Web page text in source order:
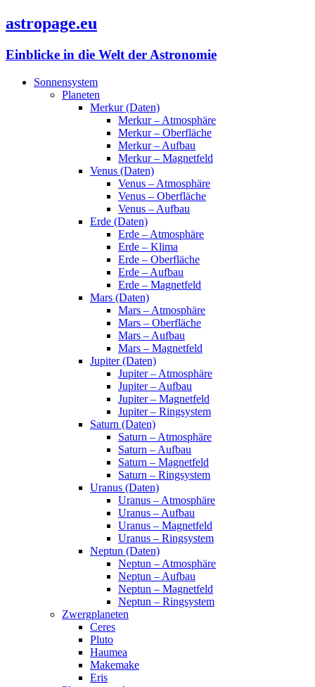
astropage.eu
Einblicke in die Welt der Astronomie
Sonnensystem
Planeten
Merkur (Daten)
Merkur – Atmosphäre
Merkur – Oberfläche
Merkur – Aufbau
Merkur – Magnetfeld
Venus (Daten)
Venus – Atmosphäre
Venus – Oberfläche
Venus – Aufbau
Erde (Daten)
Erde – Atmosphäre
Erde – Klima
Erde – Oberfläche
Erde – Aufbau
Erde – Magnetfeld
Mars (Daten)
Mars – Atmosphäre
Mars – Oberfläche
Mars – Aufbau
Mars – Magnetfeld
Jupiter (Daten)
Jupiter – Atmosphäre
Jupiter – Aufbau
Jupiter – Magnetfeld
Jupiter – Ringsystem
Saturn (Daten)
Saturn – Atmosphäre
Saturn – Aufbau
Saturn – Magnetfeld
Saturn – Ringsystem
Uranus (Daten)
Uranus – Atmosphäre
Uranus – Aufbau
Uranus – Magnetfeld
Uranus – Ringsystem
Neptun (Daten)
Neptun – Atmosphäre
Neptun – Aufbau
Neptun – Magnetfeld
Neptun – Ringsystem
Zwergplaneten
Ceres
Pluto
Haumea
Makemake
Eris